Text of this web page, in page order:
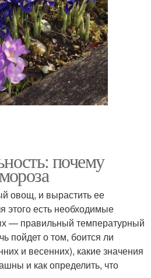
почему
овощ, и вырастить ее
этого есть необходимые
— правильный температурный
пойдет о том, боится ли
и весенних), какие значения
и как определить, что